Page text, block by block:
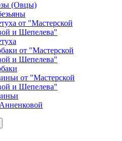
(Овцы)
от "Мастерской
и Шепелева"
от "Мастерской
и Шепелева"
от "Мастерской
и Шепелева"